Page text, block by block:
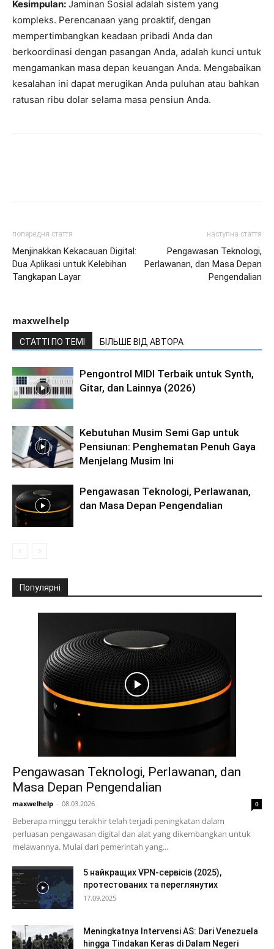
Kesimpulan: Jaminan Sosial adalah sistem yang
kompleks. Perencanaan yang proaktif, dengan
mempertimbangkan keadaan pribadi Anda dan
berkoordinasi dengan pasangan Anda, adalah kunci untuk
mengamankan masa depan keuangan Anda. Mengabaikan
kesalahan ini dapat merugikan Anda puluhan atau bahkan
ratusan ribu dolar selama masa pensiun Anda.
попередня стаття
Menjinakkan Kekacauan Digital:
Dua Aplikasi untuk Kelebihan
Tangkapan Layar
наступна стаття
Pengawasan Teknologi,
Perlawanan, dan Masa Depan
Pengendalian
maxwelhelp
СТАТТІ ПО ТЕМІ БІЛЬШЕ ВІД АВТОРА
Pengontrol MIDI Terbaik untuk Synth,
Gitar, dan Lainnya (2026)
Kebutuhan Musim Semi Gap untuk
Pensiunan: Penghematan Penuh Gaya
Menjelang Musim Ini
Pengawasan Teknologi, Perlawanan,
dan Masa Depan Pengendalian
Популярні
Pengawasan Teknologi, Perlawanan, dan
Masa Depan Pengendalian
maxwelhelp - 08.03.2026 0
Beberapa minggu terakhir telah terjadi peningkatan dalam
perluasan pengawasan digital dan alat yang dikembangkan untuk
melawannya. Mulai dari pemerintah yang...
5 найкращих VPN-сервісів (2025),
протестованих та переглянутих
17.09.2025
Meningkatnya Intervensi AS: Dari Venezuela
hingga Tindakan Keras di Dalam Negeri